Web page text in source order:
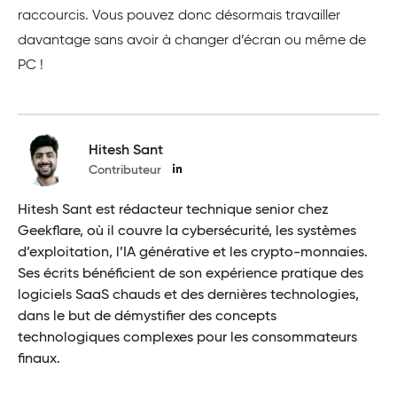
raccourcis. Vous pouvez donc désormais travailler
davantage sans avoir à changer d’écran ou même de
PC !
Hitesh Sant
Contributeur
Hitesh Sant est rédacteur technique senior chez
Geekflare, où il couvre la cybersécurité, les systèmes
d’exploitation, l’IA générative et les crypto-monnaies.
Ses écrits bénéficient de son expérience pratique des
logiciels SaaS chauds et des dernières technologies,
dans le but de démystifier des concepts
technologiques complexes pour les consommateurs
finaux.